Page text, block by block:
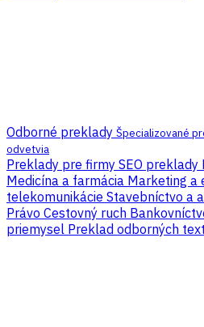
Odborné preklady Špecializované
odvetvia
Preklady pre firmy SEO preklady
Medicína a farmácia Marketing a
telekomunikácie Stavebníctvo a
Právo Cestovný ruch
priemysel Preklad odborných